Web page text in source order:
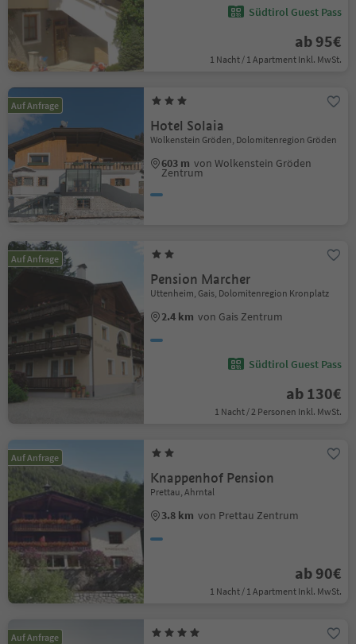
Südtirol Guest Pass
ab 95€
1 Nacht / 1 Apartment Inkl. MwSt.
Auf Anfrage
Hotel Solaia
Wolkenstein Gröden, Dolomitenregion Gröden
603 m von Wolkenstein Gröden
Zentrum
Auf Anfrage
Pension Marcher
Uttenheim, Gais, Dolomitenregion Kronplatz
2.4 km von Gais Zentrum
Südtirol Guest Pass
ab 130€
1 Nacht / 2 Personen Inkl. MwSt.
Auf Anfrage
Knappenhof Pension
Prettau, Ahrntal
3.8 km von Prettau Zentrum
ab 90€
1 Nacht / 1 Apartment Inkl. MwSt.
Auf Anfrage